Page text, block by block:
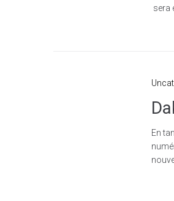
sera
En